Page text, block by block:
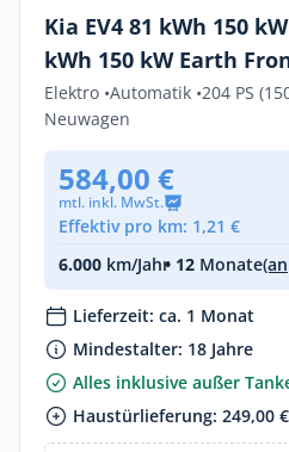
Kia EV4 81 kWh 150
kWh 150 kW Earth
Elektro •Automatik •204 PS
Neuwagen
584,00 €
mtl. inkl. MwSt.
Effektiv pro km: 1,21 €
6.000 km/Jahr• 12 Monate
Lieferzeit: ca. 1 Monat
Mindestalter: 18 Jahre
Alles inklusive außer
Haustürlieferung: 249,00 €